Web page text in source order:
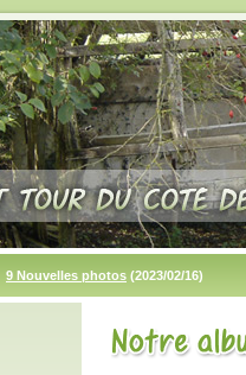
9 Nouvelles photos (2023/02/16)